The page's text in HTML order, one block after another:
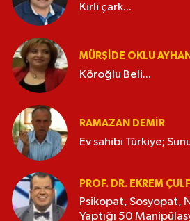
Kirli çark...
MÜRŞIDE OKLU AYHAN
Köroğlu Beli...
RAMAZAN DEMİR
Ev sahibi Türkiye;
PROF. DR. EKREM
Psikopat, Sosyopat,
Yaptığı 50